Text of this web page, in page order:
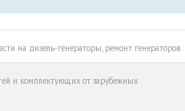
на дизель-генераторы, ремонт генераторов.
и комплектующих от зарубежных